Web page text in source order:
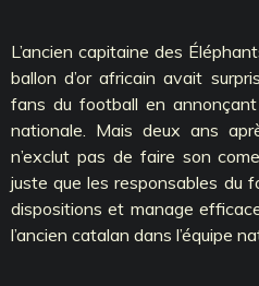
L’ancien capitaine des
ballon d’or africain avait
fans du football en
nationale. Mais deux ans
n’exclut pas de faire son
juste que les responsables du
dispositions et manage
l’ancien catalan dans l’équipe